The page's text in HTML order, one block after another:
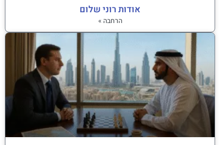
אודות רוני שלום
הרחבה »